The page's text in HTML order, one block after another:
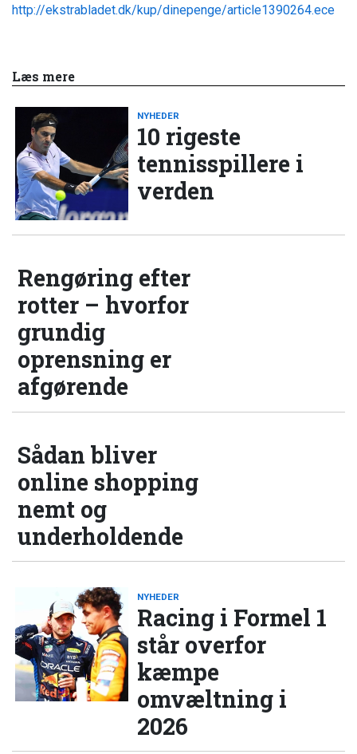
http://ekstrabladet.dk/kup/dinepenge/article1390264.ece
Læs mere
NYHEDER
10 rigeste
tennisspillere i
verden
Rengøring efter
rotter – hvorfor
grundig
oprensning er
afgørende
Sådan bliver
online shopping
nemt og
underholdende
NYHEDER
Racing i Formel 1
står overfor
kæmpe
omvæltning i
2026